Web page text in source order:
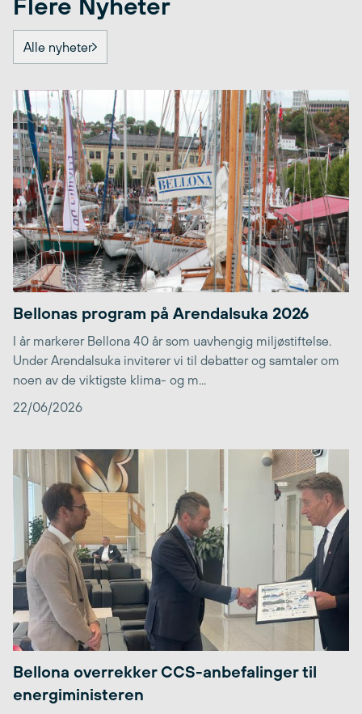
Flere Nyheter
Alle nyheter
Bellonas program på Arendalsuka 2026
I år markerer Bellona 40 år som uavhengig miljøstiftelse.
Under Arendalsuka inviterer vi til debatter og samtaler om
noen av de viktigste klima- og m...
22/06/2026
Bellona overrekker CCS-anbefalinger til
energiministeren